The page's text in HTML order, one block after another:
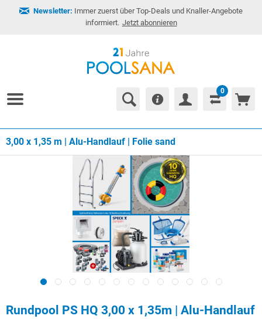
Newsletter: Immer zuerst über Top-Deals und Knaller-Angebote
informiert. Jetzt abonnieren
0
3,00 x 1,35 m | Alu-Handlauf | Folie sand
Rundpool PS HQ 3,00 x 1,35m | Alu-Handlauf